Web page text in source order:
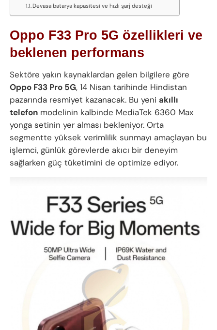
Devasa batarya kapasitesi ve hızlı şarj desteği
Oppo F33 Pro 5G özellikleri ve
beklenen performans
Sektöre yakın kaynaklardan gelen bilgilere göre
Oppo F33 Pro 5G, 14 Nisan tarihinde Hindistan
pazarında resmiyet kazanacak. Bu yeni akıllı
telefon modelinin kalbinde MediaTek 6360 Max
yonga setinin yer alması bekleniyor. Orta
segmentte yüksek verimlilik sunmayı amaçlayan bu
işlemci, günlük görevlerde akıcı bir deneyim
sağlarken güç tüketimini de optimize ediyor.